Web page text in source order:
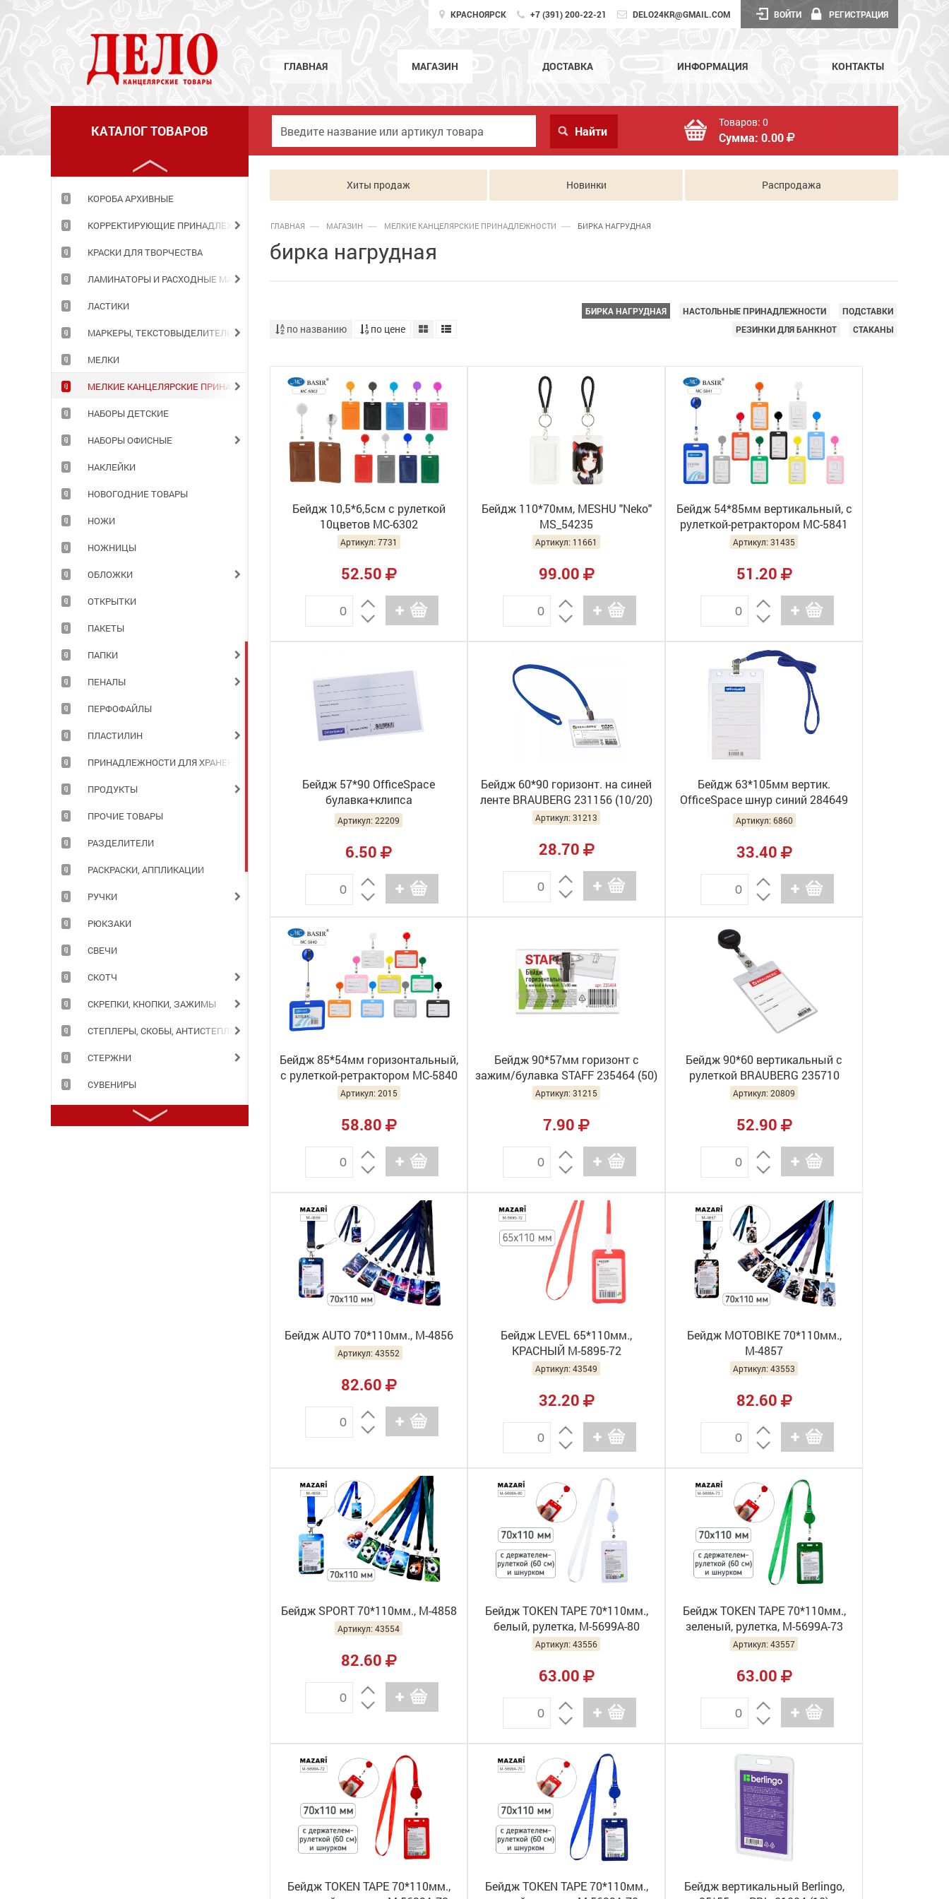
КРАСНОЯРСК +7 (391) 200-22-21 DELO24KR@GMAIL.COM ВОЙТИ РЕГИСТРАЦИЯ
ГЛАВНАЯ МАГАЗИН ДОСТАВКА ИНФОРМАЦИЯ КОНТАКТЫ
КАТАЛОГ ТОВАРОВ
Товаров: 0
Сумма: 0.00
КНИГИ ДЛЯ ЗАПИСЕЙ
КНИЖКИ ДЕТСКИЕ
КОРЗИНЫ ОФИСНЫЕ
КОРОБА АРХИВНЫЕ
КОРРЕКТИРУЮЩИЕ ПРИНАДЛЕЖНОСТИ
КРАСКИ ДЛЯ ТВОРЧЕСТВА
ЛАМИНАТОРЫ И РАСХОДНЫЕ МАТЕРИАЛЫ
ЛАСТИКИ
МАРКЕРЫ, ТЕКСТОВЫДЕЛИТЕЛИ
МЕЛКИ
МЕЛКИЕ КАНЦЕЛЯРСКИЕ ПРИНАДЛЕЖНОСТИ
НАБОРЫ ДЕТСКИЕ
НАБОРЫ ОФИСНЫЕ
НАКЛЕЙКИ
НОВОГОДНИЕ ТОВАРЫ
НОЖИ
НОЖНИЦЫ
ОБЛОЖКИ
ОТКРЫТКИ
ПАКЕТЫ
ПАПКИ
ПЕНАЛЫ
ПЕРФОФАЙЛЫ
ПЛАСТИЛИН
ПРИНАДЛЕЖНОСТИ ДЛЯ ХРАНЕНИЯ ДОКУМЕНТОВ
ПРОДУКТЫ
ПРОЧИЕ ТОВАРЫ
РАЗДЕЛИТЕЛИ
РАСКРАСКИ, АППЛИКАЦИИ
РУЧКИ
РЮКЗАКИ
СВЕЧИ
СКОТЧ
СКРЕПКИ, КНОПКИ, ЗАЖИМЫ
СТЕПЛЕРЫ, СКОБЫ, АНТИСТЕПЛЕРЫ
СТЕРЖНИ
СУВЕНИРЫ
Хиты продаж Новинки Распродажа
ГЛАВНАЯ МАГАЗИН МЕЛКИЕ КАНЦЕЛЯРСКИЕ ПРИНАДЛЕЖНОСТИ БИРКА НАГРУДНАЯ
бирка нагрудная
по названию по цене
БИРКА НАГРУДНАЯ НАСТОЛЬНЫЕ ПРИНАДЛЕЖНОСТИ
ПОДСТАВКИ
РЕЗИНКИ ДЛЯ БАНКНОТ
СТАКАНЫ
Бейдж 10,5*6,5см с рулеткой
10цветов МС-6302
Артикул: 7731
52.50
Бейдж 110*70мм, MESHU "Neko"
MS_54235
Артикул: 11661
99.00
Бейдж 54*85мм вертикальный, с
рулеткой-ретрактором МС-5841
Артикул: 31435
51.20
Бейдж 57*90 OfficeSpace
булавка+клипса
BDPL_1196_178797 (50)
Артикул: 22209
6.50
Бейдж 60*90 горизонт. на синей
ленте BRAUBERG 231156 (10/20)
Артикул: 31213
28.70
Бейдж 63*105мм вертик.
OfficeSpace шнур синий 284649
(100)
Артикул: 6860
33.40
Бейдж 85*54мм горизонтальный,
с рулеткой-ретрактором МС-5840
Артикул: 2015
58.80
Бейдж 90*57мм горизонт с
зажим/булавка STAFF 235464 (50)
Артикул: 31215
7.90
Бейдж 90*60 вертикальный с
рулеткой BRAUBERG 235710
Артикул: 20809
52.90
Бейдж AUTO 70*110мм., М-4856
Артикул: 43552
82.60
Бейдж LEVEL 65*110мм.,
КРАСНЫЙ М-5895-72
Артикул: 43549
32.20
Бейдж MOTOBIKE 70*110мм.,
М-4857
Артикул: 43553
82.60
Бейдж SPORT 70*110мм., М-4858
Артикул: 43554
82.60
Бейдж TOKEN TAPE 70*110мм.,
белый, рулетка, М-5699А-80
Артикул: 43556
63.00
Бейдж TOKEN TAPE 70*110мм.,
зеленый, рулетка, М-5699А-73
Артикул: 43557
63.00
Бейдж TOKEN TAPE 70*110мм.,
Бейдж TOKEN TAPE 70*110мм.,
Бейдж вертикальный Berlingo,